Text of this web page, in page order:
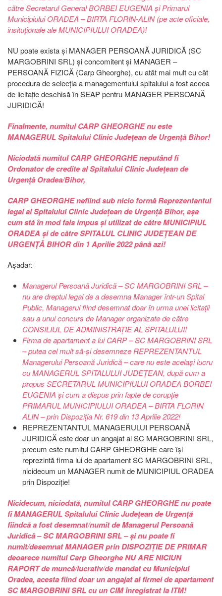
către Secretarul General BORBEI EUGENIA și Primarul
Municipiului ORADEA – BIRTA FLORIN-ALIN (pe acte oficiale,
insituționale ale MUNICIPIULUI ORADEA)!
NU poate exista și MANAGER PERSOANĂ JURIDICĂ (SC
MARGOBRINI SRL) și concomitent și MANAGER –
PERSOANĂ FIZICĂ (Carp Gheorghe), cu atât mai mult cu cât
procedura de selecția a managementului spitalului a fost aceea
de licitație deschisă în SEAP pentru MANAGER PERSOANĂ
JURIDICĂ!
Finalmente, numitul CARP GHEORGHE nu este
MANAGERUL Spitalului Clinic Județean de Urgență Bihor!
Niciodată numitul CARP GHEORGHE neputând fi
Ordonator de credite al Spitalului Clinic Județean de
Urgență Oradea/Bihor,
CARP GHEORGHE nefiind sub nicio formă Reprezentantul
legal al Spitalului Clinic Județean de Urgență Bihor, așa
cum stă în mod fals impus și utilizat de către MUNICIPIUL
ORADEA și de către SPITALUL CLINIC JUDEȚEAN DE
URGENȚĂ BIHOR din 1 Aprilie 2022 până azi!
Așadar:
Managerul Persoană Juridică – SC MARGOBRINI SRL –
nu are dreptul legal de a desemna Manager într-un Spital
Public, Managerul fiind desemnat doar în urma unei licitații
sau a unui concurs de Manager organizate de către
CONSILIUL DE ADMINISTRAȚIE AL SPITALULUI!
Firma de apartament a lui CARP – SC MARGOBRINI SRL
– putea cel mult să-și desemneze REPREZENTANTUL
Managerului Persoană Juridică – care nu este același lucru
cu MANAGERUL SPITALULUI JUDEȚEAN, după cum a
propus SECRETARUL MUNICIPIULUI ORADEA BORBEI
EUGENIA și cum a dispus prin fapte de corupție
PRIMARUL MUNICIPIULUI ORADEA – BIRTA FLORIN
ALIN – prin Dispoziția Nr. 619 din 13 Aprilie 2022!
REPREZENTANTUL MANAGERULUI PERSOANĂ
JURIDICĂ este doar un angajat al SC MARGOBRINI SRL,
precum este numitul CARP GHEORGHE care își
reprezintă firma lui de apartament SC MARGOBRINI SRL,
nicidecum un MANAGER numit de MUNICIPIUL ORADEA
prin Dispoziție!
Nicidecum, niciodată, numitul CARP GHEORGHE nu poate
fi MANAGERUL Spitalului Clinic Județean de Urgență
fiindcă a fost desemnat/numit de Managerul Persoană
Juridică – SC MARGOBRINI SRL – și nu poate fi
numit/desemnat MANAGER prin DISPOZIȚIE DE PRIMAR
deoarece numitul Carp Gheorghe NU ARE NICIUN
RAPORT de muncă/lucrativ/de mandat cu Municipiul
Oradea, acesta fiind doar un angajat al firmei de apartament
SC MARGOBRINI SRL cu un CIM înregistrat la ITM!